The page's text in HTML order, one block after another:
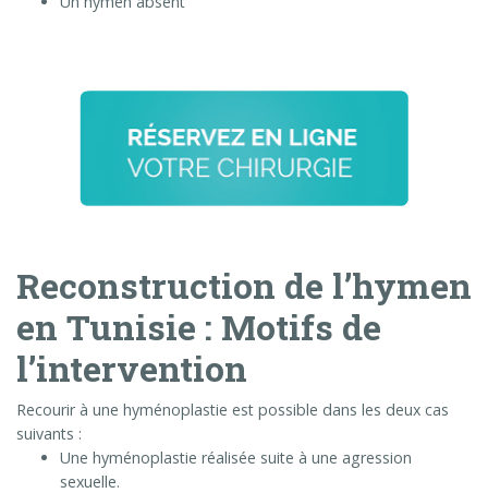
Reconstruction de l’hymen
en Tunisie : Motifs de
l’intervention
Recourir à une hyménoplastie est possible dans les deux cas
suivants :
Une hyménoplastie réalisée suite à une agression
sexuelle.